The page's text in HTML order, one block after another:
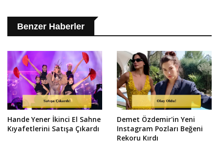
Benzer Haberler
Hande Yener İkinci El Sahne
Kıyafetlerini Satışa Çıkardı
Demet Özdemir'in Yeni
Instagram Pozları Beğeni
Rekoru Kırdı